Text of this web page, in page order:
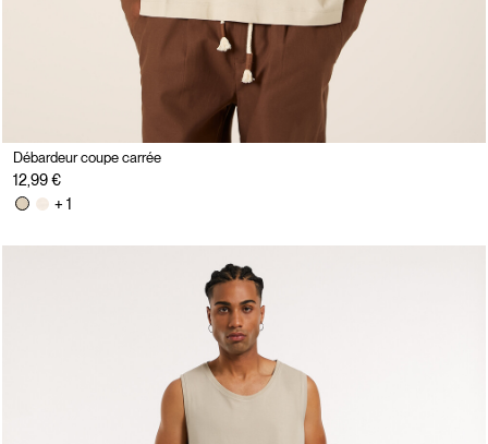
Débardeur coupe carrée
12,99 €
+ 1